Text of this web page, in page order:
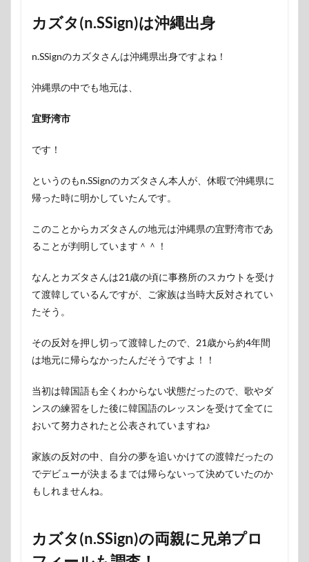
カズタ(n.SSign)は沖縄出身
n.SSignのカズタさんは沖縄県出身ですよね！
沖縄県の中でも地元は、
宜野湾市
です！
というのもn.SSignのカズタさん本人が、休暇で沖縄県に
帰った時に明かしていたんです。
このことからカズタさんの地元は沖縄県の宜野湾市であ
ることが判明 しています＾＾！
なんとカズタさんは21歳の頃に事務所のスカウトを受け
て渡韓しているんですが、ご家族は当時大反対されてい
たそう。
その反対を押し切って渡韓したので、21歳から約4年間
は地元に帰らなかったんだそうですよ！！
当初は韓国語も全くわからない状態だったので、歌やダ
ンスの練習をした後に韓国語のレッスンを受けて全てに
おいて努力されたと公表されていますね♪
家族の反対の中、自分の夢を追いかけての渡韓だったの
でデビューが決まるまでは帰らないって決めていたのか
もしれませんね。
カズタ(n.SSign)の両親に兄弟プロ